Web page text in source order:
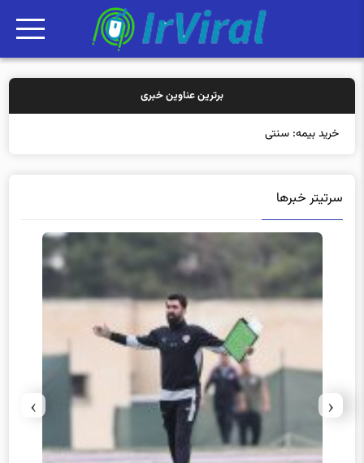
برترین عناوین خبری
خرید بیمه: سنتی یا آنلاین؟ کدامیک
سرتیتر خبرها
‹
›